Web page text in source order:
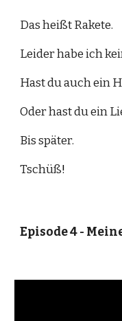
Das heißt Rakete.
Leider habe ich
Hast du auch ein
Oder hast du ein
Bis später.
Tschüß!
Episode 4 -